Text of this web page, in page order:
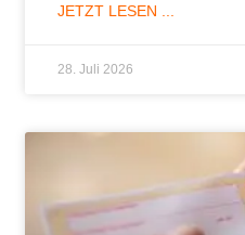
JETZT LESEN ...
28. Juli 2026